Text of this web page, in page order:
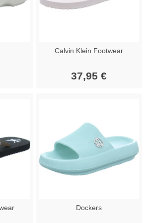
Calvin Klein Footwear
37,95 €
Dockers